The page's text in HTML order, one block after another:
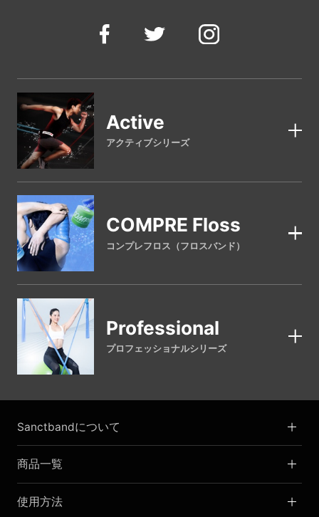
Active
アクティブシリーズ
COMPRE Floss
コンプレフロス（フロスバンド）
Professional
プロフェッショナルシリーズ
Sanctbandについて
商品一覧
使用方法